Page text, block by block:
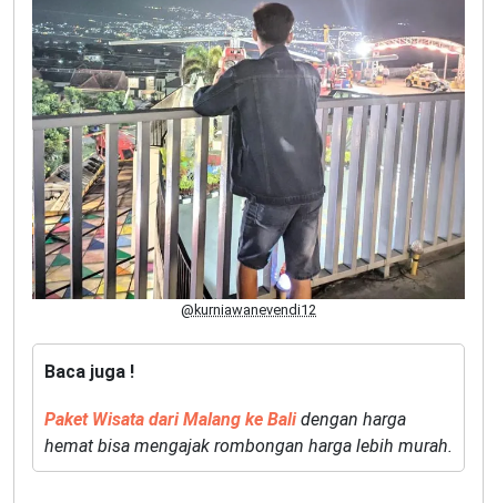
@kurniawanevendi12
Baca juga !
Paket Wisata dari Malang ke Balidengan harga
hemat bisa mengajak rombongan harga lebih murah.